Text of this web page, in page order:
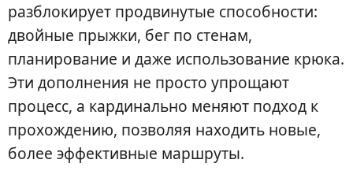
разблокирует продвинутые способности:
двойные прыжки, бег по стенам,
планирование и даже использование крюка.
Эти дополнения не просто упрощают
процесс, а кардинально меняют подход к
прохождению, позволяя находить новые,
более эффективные маршруты.